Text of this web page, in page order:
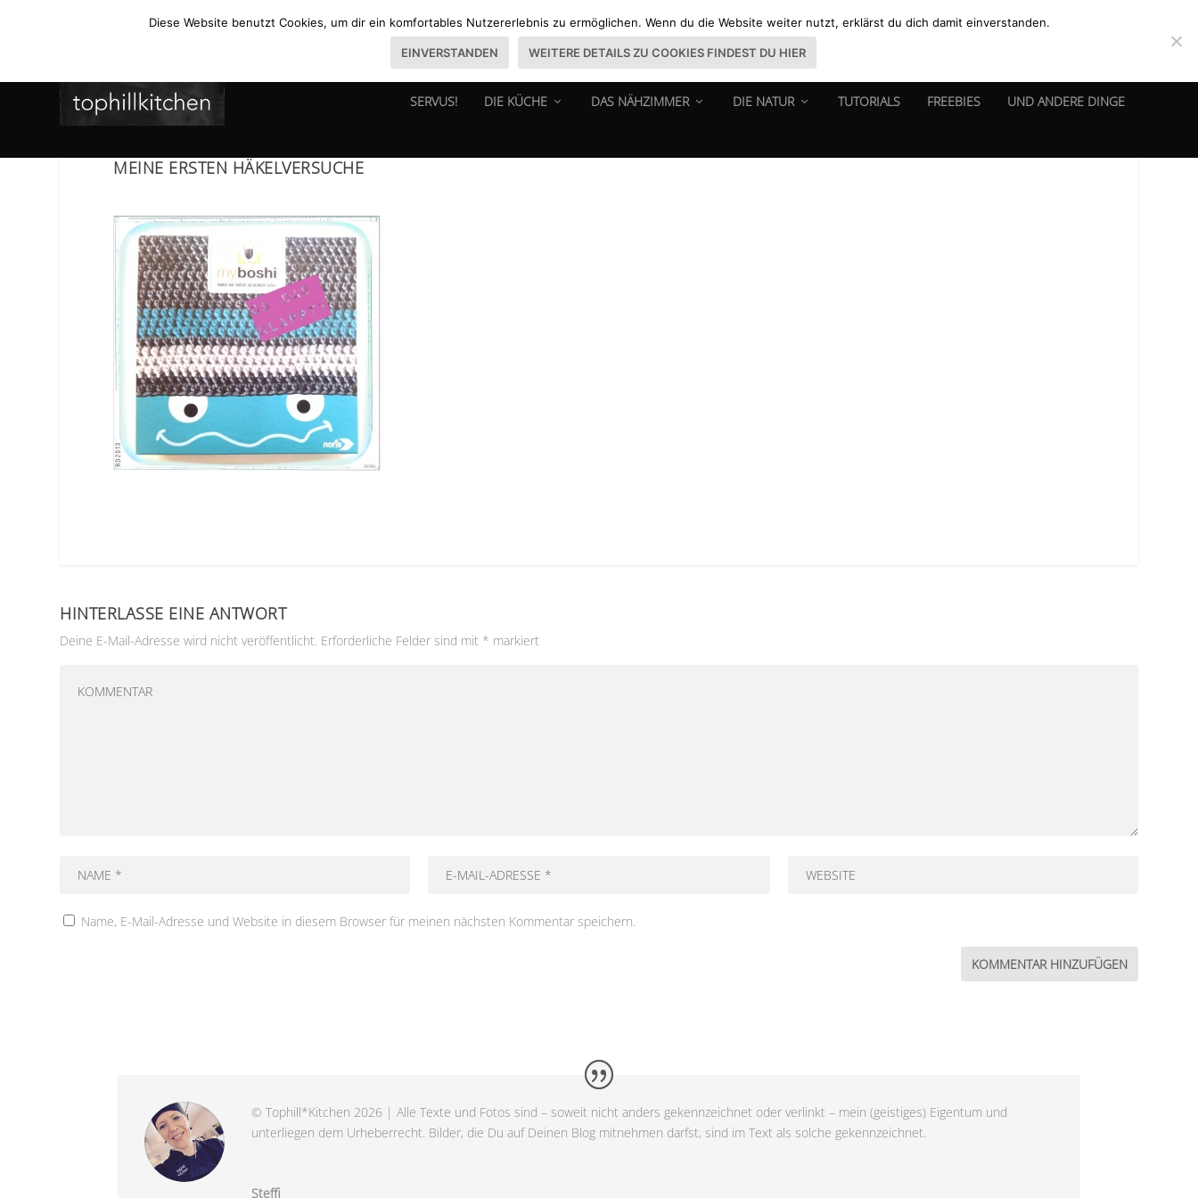
SERVUS! DIE KÜCHE DAS NÄHZIMMER DIE NATUR TUTORIALS FREEBIES UND ANDERE DINGE
MEINE ERSTEN HÄKELVERSUCHE
HINTERLASSE EINE ANTWORT
Deine E-Mail-Adresse wird nicht veröffentlicht. Erforderliche Felder sind mit * markiert
Name, E-Mail-Adresse und Website in diesem Browser für meinen nächsten Kommentar speichern.
© Tophill*Kitchen 2026 | Alle Texte und Fotos sind – soweit nicht anders gekennzeichnet oder verlinkt – mein (geistiges) Eigentum und
unterliegen dem Urheberrecht. Bilder, die Du auf Deinen Blog mitnehmen darfst, sind im Text als solche gekennzeichnet.
Steffi
Diese Website benutzt Cookies, um dir ein komfortables Nutzererlebnis zu ermöglichen. Wenn du die Website weiter nutzt, erklärst du dich damit einverstanden.
EINVERSTANDEN WEITERE DETAILS ZU COOKIES FINDEST DU HIER